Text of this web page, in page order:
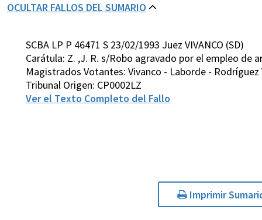
OCULTAR FALLOS DEL SUMARIO
SCBA LP P 46471 S 23/02/1993 Juez VIVANCO (SD)
Carátula: Z. ,J. R. s/Robo agravado por el empleo de
Magistrados Votantes: Vivanco - Laborde -
Tribunal Origen: CP0002LZ
Ver el Texto Completo del Fallo
Imprimir